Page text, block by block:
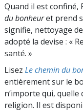
Quand il est confiné,
du bonheuret prend
signifie, nettoyage
adopté la devise : «
santé. »
Lisez Le chemin du
entièrement sur le
n’importe qui, quelle
religion. Il est